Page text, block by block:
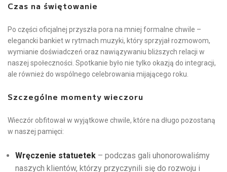
Czas na świętowanie
Po części oficjalnej przyszła pora na mniej formalne chwile –
elegancki bankiet w rytmach muzyki, który sprzyjał rozmowom,
wymianie doświadczeń oraz nawiązywaniu bliższych relacji w
naszej społeczności. Spotkanie było nie tylko okazją do integracji,
ale również do wspólnego celebrowania mijającego roku.
Szczególne momenty wieczoru
Wieczór obfitował w wyjątkowe chwile, które na długo pozostaną
w naszej pamięci:
Wręczenie statuetek – podczas gali uhonorowaliśmy
naszych klientów, którzy przyczynili się do rozwoju i